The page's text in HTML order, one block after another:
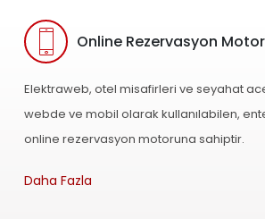
Online Rezervasyon
Elektraweb, otel misafirleri ve seyahat
webde ve mobil olarak kullanılabilen,
online rezervasyon motoruna sahiptir.
Daha Fazla